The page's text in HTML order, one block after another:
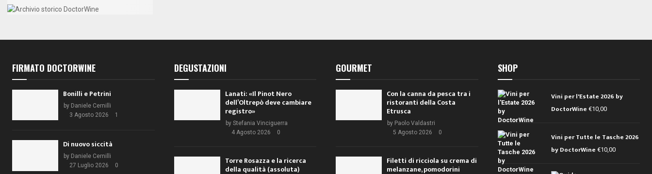
FIRMATO DOCTORWINE
Bonilli e Petrini
by Daniele Cernilli
3 Agosto 2026
1
Di nuovo siccità
by Daniele Cernilli
27 Luglio 2026
0
DEGUSTAZIONI
Lanati: «Il Pinot Nero
dell’Oltrepò deve cambiare
registro»
by Stefania Vinciguerra
4 Agosto 2026
0
Torre Rosazza e la ricerca
della qualità (assoluta)
GOURMET
Con la canna da pesca tra i
ristoranti della Costa
Etrusca
by Paolo Valdastri
5 Agosto 2026
0
Filetti di ricciola su crema di
melanzane, pomodorini
SHOP
Vini per l'Estate 2026 by
DoctorWine €10,00
Vini per Tutte le Tasche 2026
by DoctorWine €10,00